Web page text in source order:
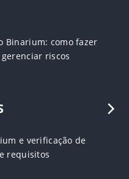
Binarium: como fazer
riscos
e verificação de
requisitos